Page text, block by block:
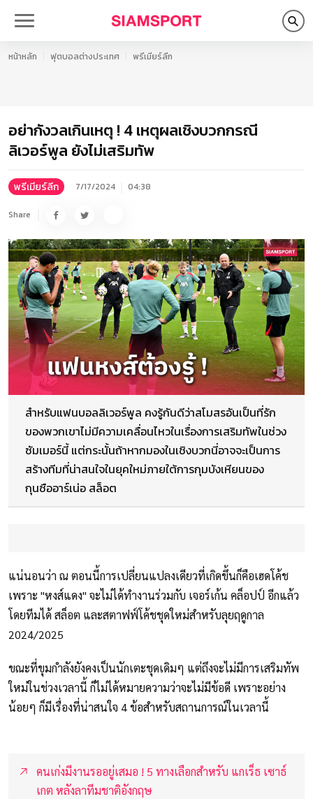
หน้าหลัก ฟุตบอลต่างประเทศ พรีเมียร์ลีก
อย่ากังวลเกินเหตุ ! 4 เหตุผลเชิงบวกกรณี
ลิเวอร์พูล ยังไม่เสริมทัพ
พรีเมียร์ลีก 7/17/2024 04:38
Share
สำหรับแฟนบอลลิเวอร์พูล คงรู้กันดีว่าสโมสรอันเป็นที่รัก
ของพวกเขาไม่มีความเคลื่อนไหวในเรื่องการเสริมทัพในช่วง
ซัมเมอร์นี้ แต่กระนั้นถ้าหากมองในเชิงบวกนี่อาจจะเป็นการ
สร้างทีมที่น่าสนใจในยุคใหม่ภายใต้การกุมบังเหียนของ
กุนซืออาร์เน่อ สล็อต
แน่นอนว่า ณ ตอนนี้การเปลี่ยนแปลงเดียวที่เกิดขึ้นก็คือเฮดโค้ช
เพราะ "หงส์แดง" จะไม่ได้ทำงานร่วมกับ เจอร์เก้น คล็อปป์ อีกแล้ว
โดยทีมได้ สล็อต และสตาฟฟ์โค้ชชุดใหม่สำหรับลุยฤดูกาล
2024/2025
ขณะที่ขุมกำลังยังคงเป็นนักเตะชุดเดิมๆ แต่ถึงจะไม่มีการเสริมทัพ
ใหม่ในช่วงเวลานี้ ก็ไม่ได้หมายความว่าจะไม่มีข้อดี เพราะอย่าง
น้อยๆ ก็มีเรื่องที่น่าสนใจ 4 ข้อสำหรับสถานการณ์ในเวลานี้
คนเก่งมีงานรออยู่เสมอ ! 5 ทางเลือกสำหรับ แกเร็ธ เซาธ์
เกต หลังลาทีมชาติอังกฤษ